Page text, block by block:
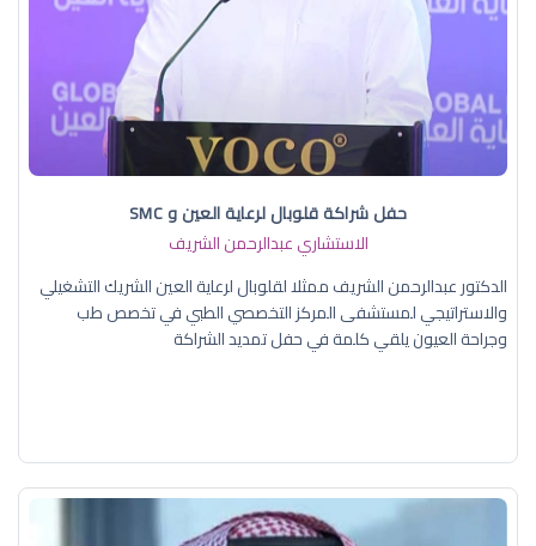
حفل شراكة قلوبال لرعاية العين و SMC
الاستشاري عبدالرحمن الشريف
الدكتور عبدالرحمن الشريف ممثلا لقلوبال لرعاية العين الشريك التشغيلي
والاستراتيجي لمستشفى المركز التخصصي الطبي في تخصص طب
وجراحة العيون يلقي كلمة في حفل تمديد الشراكة